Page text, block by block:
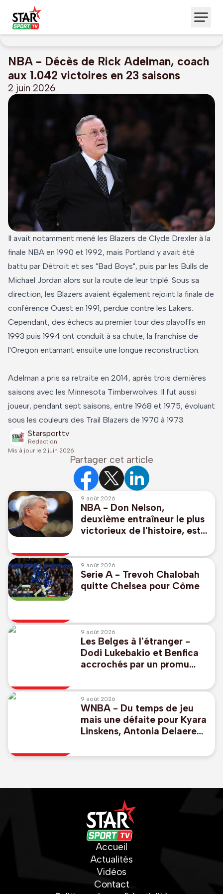
NBA - Décès de Rick Adelman, coach
aux 1.042 victoires en 23 saisons
2 juin 2026
Il avait notamment mené les Blazers de Clyde Drexler à la
finale NBA en 1990 et 1992, mais Portland y avait été
battu par Détroit et ses "Bad Boys", puis par les Bulls de
Michael Jordan alors sur la route de leur triplé. Sous sa
direction, les Blazers avaient également rejoint la finale de
conférence Ouest en 1991, perdue contre les Lakers.
Cependant, des échecs au premier tour des playoffs en
1993 puis 1994 ont conduit à sa chute, la franchise de
l'Oregon entamant ensuite une longue reconstruction.
Adelman a pris sa retraite en 2014, après trois dernières
saisons avec les Minnesota Timberwolves. Il fut aussi
joueur, pendant sept saisons, entre 1968 et 1975, évoluant
sous les couleurs des Trail Blazers de 1970 à 1973.
Starsporttv
Redaction
Mis à jour le 2 juin 2026
Partager cet article
9 août 2026
NBA - Don Nelson,
deuxième entraîneur le plus
victorieux de l'histoire, est
9 août 2026
Serie A - Trevoh Chalobah
quitte Chelsea pour Côme
9 août 2026
Les Belges à l'étranger -
Dodi Lukebakio et Benfica
accrochés par un promu
championnat
9 août 2026
WNBA - Du temps de jeu
mais une défaite pour Kyara
Linskens, Antonia Delaere
Accueil
Actualités
Vidéos
Contact